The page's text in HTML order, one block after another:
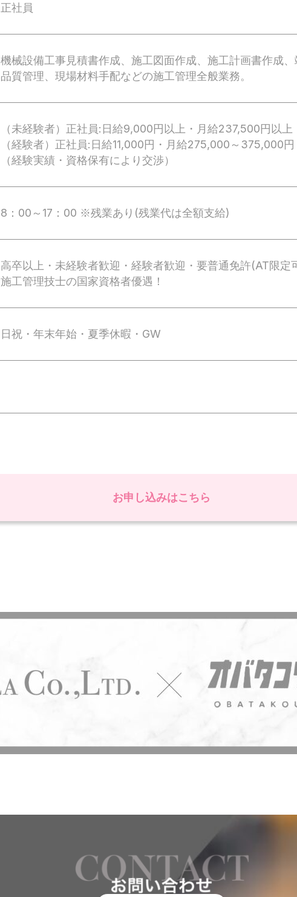
正社員
機械設備工事見積書作成、施工図面作成、施工計画書作成
品質管理、現場材料手配などの施工管理全般業務。
（未経験者）正社員:日給9,000円以上・月給237,500円以上
（経験者）正社員:日給11,000円・月給275,000～375,000円
（経験実績・資格保有により交渉）
8：00～17：00 ※残業あり(残業代は全額支給)
高卒以上・未経験者歓迎・経験者歓迎・要普通免許(AT限定
施工管理技士の国家資格者優遇！
日祝・年末年始・夏季休暇・GW
お申し込みはこちら